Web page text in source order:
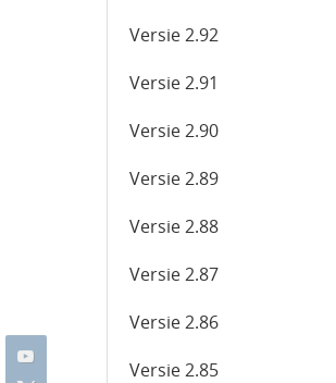
Versie 2.92
Versie 2.91
Versie 2.90
Versie 2.89
Versie 2.88
Versie 2.87
Versie 2.86
Versie 2.85